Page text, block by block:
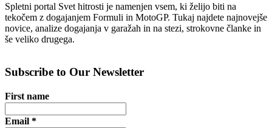
Spletni portal Svet hitrosti je namenjen vsem, ki želijo biti na
tekočem z dogajanjem Formuli in MotoGP. Tukaj najdete najnovejše
novice, analize dogajanja v garažah in na stezi, strokovne članke in
še veliko drugega.
Subscribe to Our Newsletter
First name
Email *